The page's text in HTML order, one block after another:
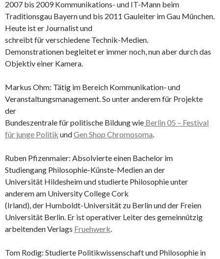
2007 bis 2009 Kommunikations- und IT-Mann beim
Traditionsgau Bayern und bis 2011 Gauleiter im Gau München.
Heute ist er Journalist und
schreibt für verschiedene Technik-Medien.
Demonstrationen begleitet er immer noch, nun aber durch das
Objektiv einer Kamera.
Markus Ohm: Tätig im Bereich Kommunikation- und
Veranstaltungsmanagement. So unter anderem für Projekte
der
Bundeszentrale für politische Bildung wie Berlin 05 – Festival
für junge Politik undGen Shop Chromosoma.
Ruben Pfizenmaier: Absolvierte einen Bachelor im
Studiengang Philosophie-Künste-Medien an der
Universität Hildesheim und studierte Philosophie unter
anderem am University College Cork
(Irland), der Humboldt-Universität zu Berlin und der Freien
Universität Berlin. Er ist operativer Leiter des gemeinnützig
arbeitenden Verlags Fruehwerk.
Tom Rodig: Studierte Politikwissenschaft und Philosophie in